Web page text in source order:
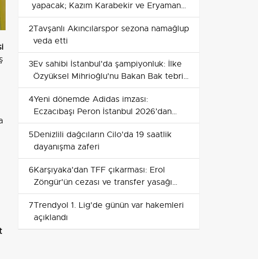
yapacak; Kazım Karabekir ve Eryaman
sınavları geliyor
2Tavşanlı Akıncılarspor sezona namağlup
veda etti
3Ev sahibi İstanbul'da şampiyonluk: İlke
Özyüksel Mihrioğlu'nu Bakan Bak tebrik
etti
4Yeni dönemde Adidas imzası:
Eczacıbaşı Peron İstanbul 2026’dan
itibaren resmi forma sponsoru
5Denizlili dağcıların Cilo'da 19 saatlik
dayanışma zaferi
6Karşıyaka'dan TFF çıkarması: Erol
Zöngür'ün cezası ve transfer yasağı
masada
7Trendyol 1. Lig'de günün var hakemleri
açıklandı